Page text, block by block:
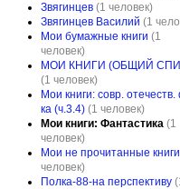
Звягинцев (1 человек)
Звягинцев Василий (1
Мои бумажные книги (1
человек)
МОИ КНИГИ (ОБЩИЙ
(1 человек)
Мои книги: совр.
ка (ч.3.4) (1 человек)
Мои книги: Фантастика (1
человек)
Мои не прочитанные книги
человек)
Полка-88-на перспективу